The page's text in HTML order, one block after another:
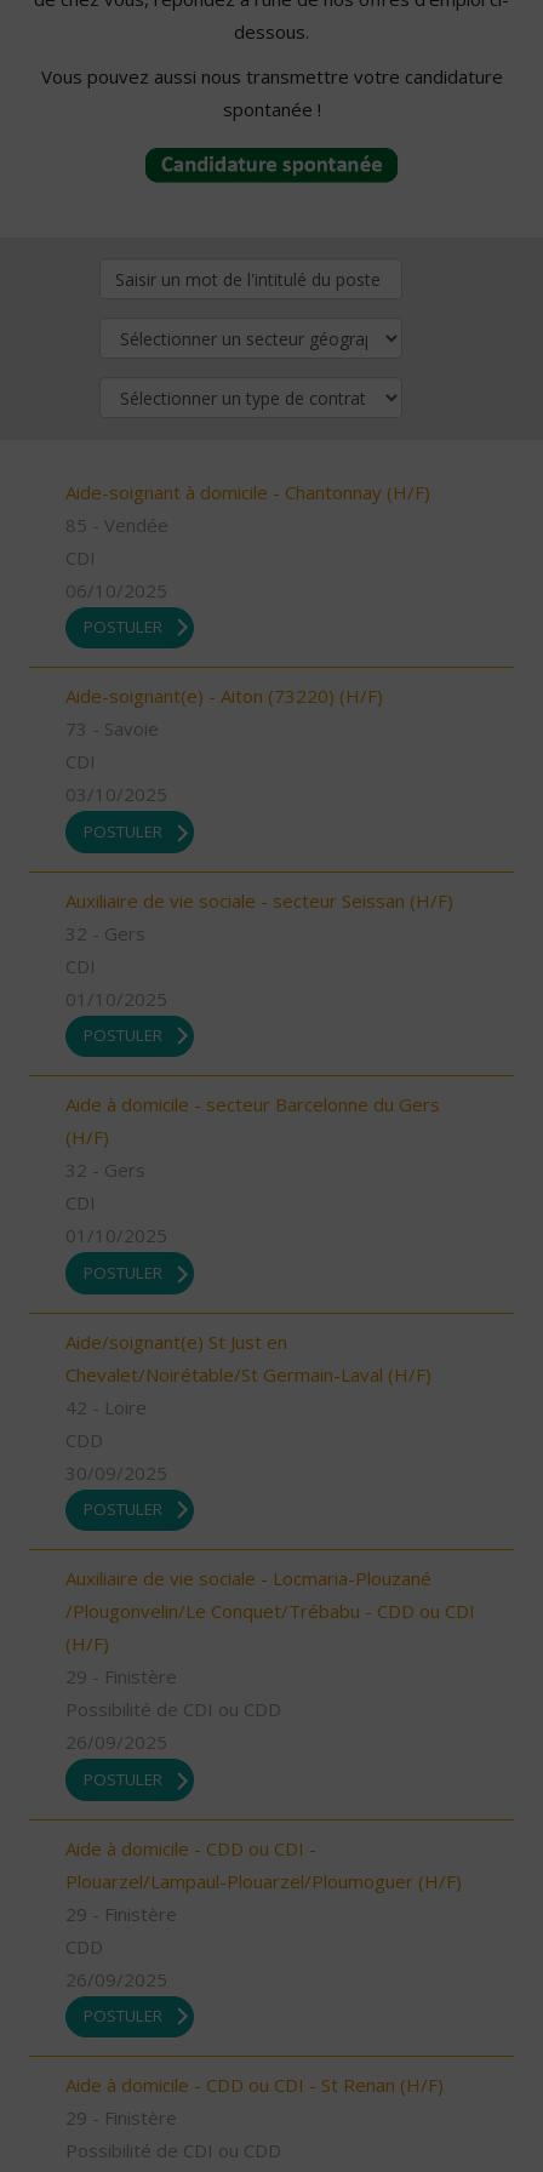
dessous.
Vous pouvez aussi nous transmettre votre candidature
spontanée !
Aide-soignant à domicile - Chantonnay (H/F)
85 - Vendée
CDI
06/10/2025
POSTULER
Aide-soignant(e) - Aiton (73220) (H/F)
73 - Savoie
CDI
03/10/2025
POSTULER
Auxiliaire de vie sociale - secteur Seissan (H/F)
32 - Gers
CDI
01/10/2025
POSTULER
Aide à domicile - secteur Barcelonne du Gers
(H/F)
32 - Gers
CDI
01/10/2025
POSTULER
Aide/soignant(e) St Just en
Chevalet/Noirétable/St Germain-Laval (H/F)
42 - Loire
CDD
30/09/2025
POSTULER
Auxiliaire de vie sociale - Locmaria-Plouzané
/Plougonvelin/Le Conquet/Trébabu - CDD ou CDI
(H/F)
29 - Finistère
Possibilité de CDI ou CDD
26/09/2025
POSTULER
Aide à domicile - CDD ou CDI -
Plouarzel/Lampaul-Plouarzel/Ploumoguer (H/F)
29 - Finistère
CDD
26/09/2025
POSTULER
Aide à domicile - CDD ou CDI - St Renan (H/F)
29 - Finistère
Possibilité de CDI ou CDD